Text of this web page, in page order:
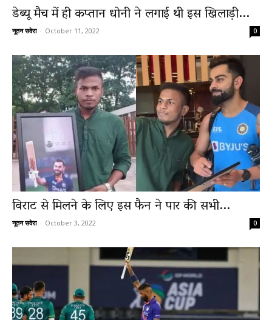
डेब्यू मैच में ही कप्तान धोनी ने लगाई थी इस खिलाड़ी...
नूतन सवेरा - October 11, 2022 0
विराट से मिलने के लिए इस फैन ने पार की सभी...
नूतन सवेरा - October 3, 2022 0